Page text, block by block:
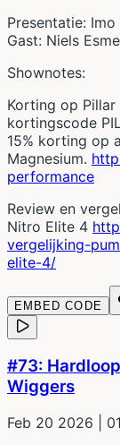
Presentatie:
Gast: Niels
Shownotes:
Korting op
kortingscode
15% korting op
Magnesium.
performance
Review en
Nitro Elite 4
vergelijking-
elite-4/
EMBED CODE
#73:
Wiggers
Feb 20 2026 |